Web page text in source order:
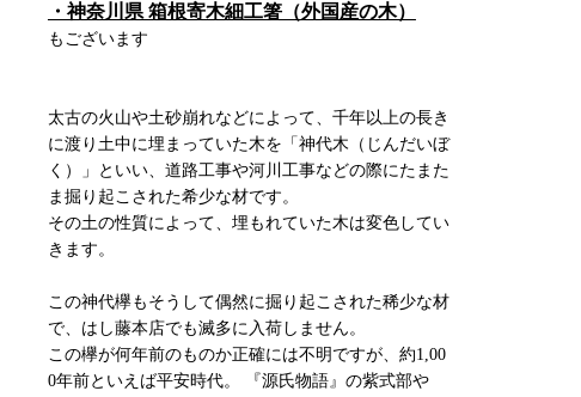
・神奈川県 箱根寄木細工箸（外国産の木）
もございます
太古の火山や土砂崩れなどによって、千年以上の長き
に渡り土中に埋まっていた木を「神代木（じんだいぼ
く）」といい、道路工事や河川工事などの際にたまた
ま掘り起こされた希少な材です。
その土の性質によって、埋もれていた木は変色してい
きます。
この神代欅もそうして偶然に掘り起こされた稀少な材
で、はし藤本店でも滅多に入荷しません。
この欅が何年前のものか正確には不明ですが、約1,00
0年前といえば平安時代。 『源氏物語』の紫式部や